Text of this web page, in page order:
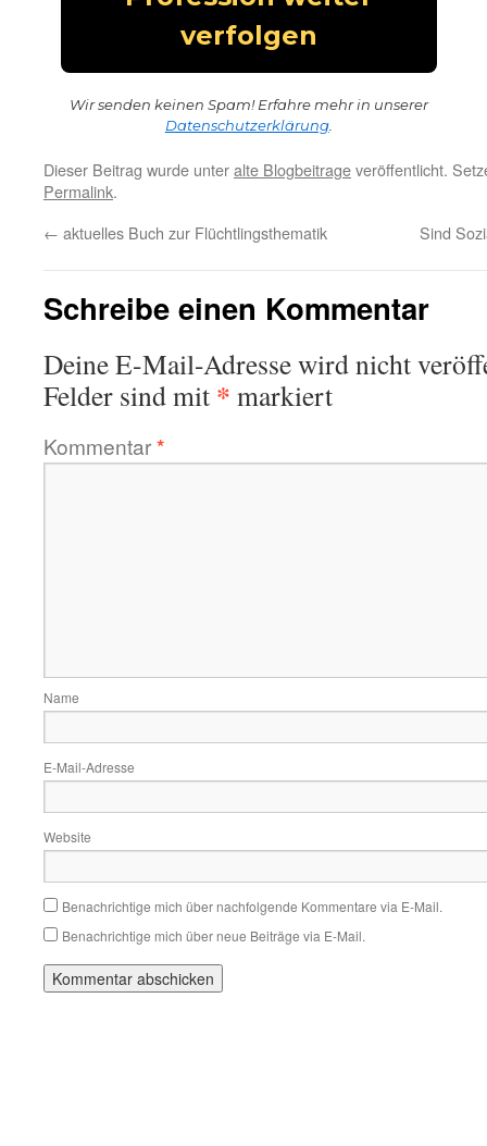
Wir senden keinen Spam! Erfahre mehr in unserer
Datenschutzerklärung.
Dieser Beitrag wurde unteralte Blogbeitrageveröffentlicht.
Permalink.
← aktuelles Buch zur Flüchtlingsthematik Sind
Schreibe einen Kommentar
Deine E-Mail-Adresse wird nicht
Felder sind mit * markiert
Kommentar*
Name
E-Mail-Adresse
Website
Benachrichtige mich über nachfolgende Kommentare via E-Mail.
Benachrichtige mich über neue Beiträge via E-Mail.